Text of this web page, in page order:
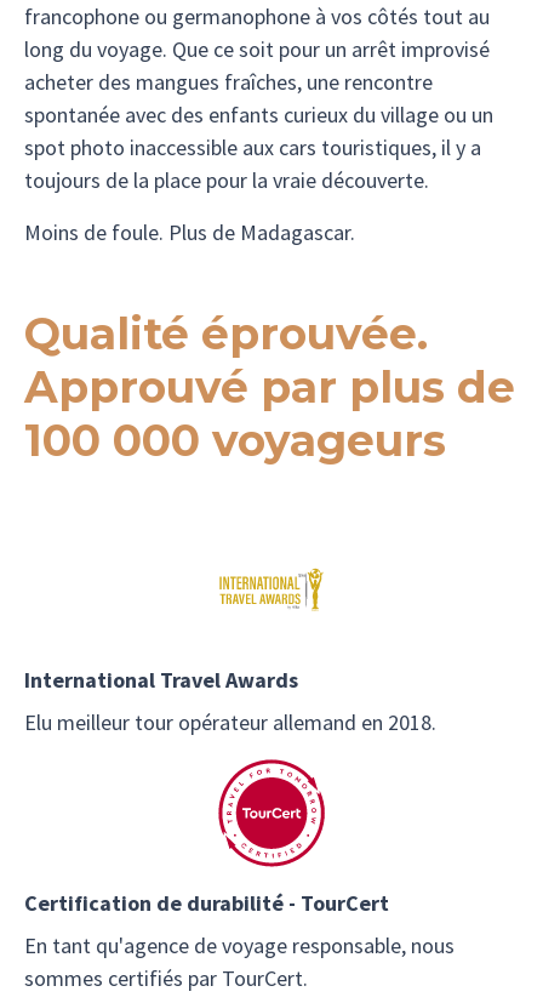
francophone ou germanophone à vos côtés tout au
long du voyage. Que ce soit pour un arrêt improvisé
acheter des mangues fraîches, une rencontre
spontanée avec des enfants curieux du village ou un
spot photo inaccessible aux cars touristiques, il y a
toujours de la place pour la vraie découverte.
Moins de foule. Plus de Madagascar.
Qualité éprouvée.
Approuvé par plus de
100 000 voyageurs
International Travel Awards
Elu meilleur tour opérateur allemand en 2018.
Certification de durabilité - TourCert
En tant qu'agence de voyage responsable, nous
sommes certifiés par TourCert.